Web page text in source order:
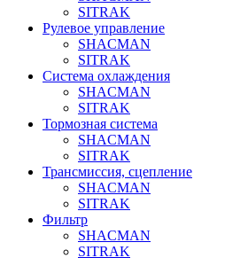
SITRAK
Рулевое управление
SHACMAN
SITRAK
Система охлаждения
SHACMAN
SITRAK
Тормозная система
SHACMAN
SITRAK
Трансмиссия, сцепление
SHACMAN
SITRAK
Фильтр
SHACMAN
SITRAK